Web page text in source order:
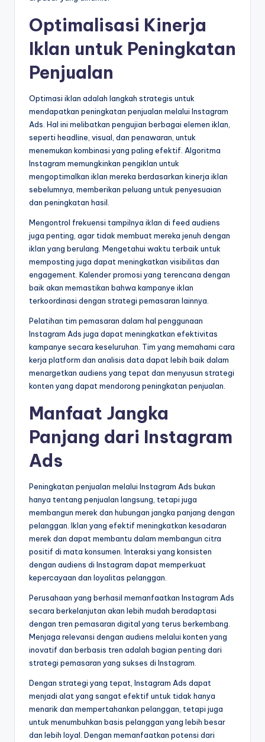
Optimalisasi Kinerja
Iklan untuk Peningkatan
Penjualan
Optimasi iklan adalah langkah strategis untuk
mendapatkan peningkatan penjualan melalui Instagram
Ads. Hal ini melibatkan pengujian berbagai elemen iklan,
seperti headline, visual, dan penawaran, untuk
menemukan kombinasi yang paling efektif. Algoritma
Instagram memungkinkan pengiklan untuk
mengoptimalkan iklan mereka berdasarkan kinerja iklan
sebelumnya, memberikan peluang untuk penyesuaian
dan peningkatan hasil.
Mengontrol frekuensi tampilnya iklan di feed audiens
juga penting, agar tidak membuat mereka jenuh dengan
iklan yang berulang. Mengetahui waktu terbaik untuk
memposting juga dapat meningkatkan visibilitas dan
engagement. Kalender promosi yang terencana dengan
baik akan memastikan bahwa kampanye iklan
terkoordinasi dengan strategi pemasaran lainnya.
Pelatihan tim pemasaran dalam hal penggunaan
Instagram Ads juga dapat meningkatkan efektivitas
kampanye secara keseluruhan. Tim yang memahami cara
kerja platform dan analisis data dapat lebih baik dalam
menargetkan audiens yang tepat dan menyusun strategi
konten yang dapat mendorong peningkatan penjualan.
Manfaat Jangka
Panjang dari Instagram
Ads
Peningkatan penjualan melalui Instagram Ads bukan
hanya tentang penjualan langsung, tetapi juga
membangun merek dan hubungan jangka panjang dengan
pelanggan. Iklan yang efektif meningkatkan kesadaran
merek dan dapat membantu dalam membangun citra
positif di mata konsumen. Interaksi yang konsisten
dengan audiens di Instagram dapat memperkuat
kepercayaan dan loyalitas pelanggan.
Perusahaan yang berhasil memanfaatkan Instagram Ads
secara berkelanjutan akan lebih mudah beradaptasi
dengan tren pemasaran digital yang terus berkembang.
Menjaga relevansi dengan audiens melalui konten yang
inovatif dan berbasis tren adalah bagian penting dari
strategi pemasaran yang sukses di Instagram.
Dengan strategi yang tepat, Instagram Ads dapat
menjadi alat yang sangat efektif untuk tidak hanya
menarik dan mempertahankan pelanggan, tetapi juga
untuk menumbuhkan basis pelanggan yang lebih besar
dan lebih loyal. Dengan memanfaatkan potensi dari